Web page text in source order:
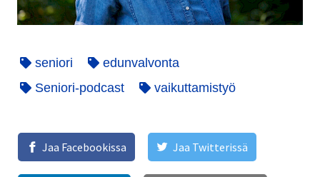
seniori
edunvalvonta
Seniori-podcast
vaikuttamistyö
Jaa Facebookissa Jaa Twitterissä